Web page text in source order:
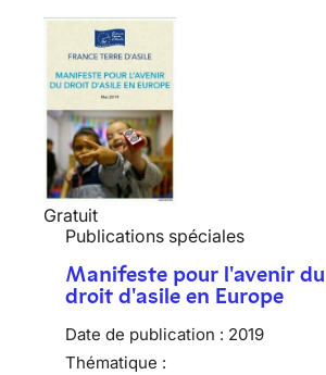
Gratuit
Publications spéciales
Manifeste pour l'avenir du
droit d'asile en Europe
Date de publication : 2019
Thématique :